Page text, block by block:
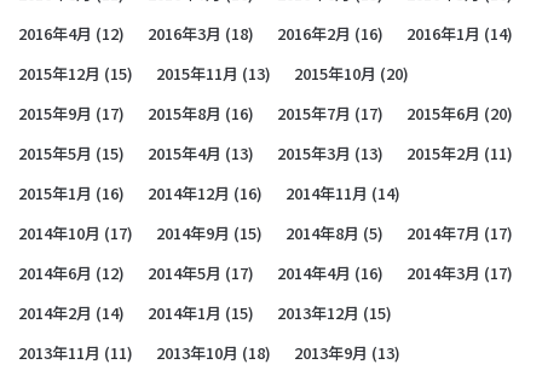
2016年4月 (12) 2016年3月 (18) 2016年2月 (16) 2016年1月 (14)
2015年12月 (15) 2015年11月 (13) 2015年10月 (20)
2015年9月 (17) 2015年8月 (16) 2015年7月 (17) 2015年6月 (20)
2015年5月 (15) 2015年4月 (13) 2015年3月 (13) 2015年2月 (11)
2015年1月 (16) 2014年12月 (16) 2014年11月 (14)
2014年10月 (17) 2014年9月 (15) 2014年8月 (5) 2014年7月 (17)
2014年6月 (12) 2014年5月 (17) 2014年4月 (16) 2014年3月 (17)
2014年2月 (14) 2014年1月 (15) 2013年12月 (15)
2013年11月 (11) 2013年10月 (18) 2013年9月 (13)